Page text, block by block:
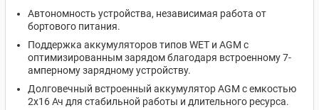
Автономность устройства, независимая работа от
бортового питания.
Поддержка аккумуляторов типов WET и AGM с
оптимизированным зарядом благодаря встроенному 7-
амперному зарядному устройству.
Долговечный встроенный аккумулятор AGM с емкостью
2x16 Ач для стабильной работы и длительного ресурса.